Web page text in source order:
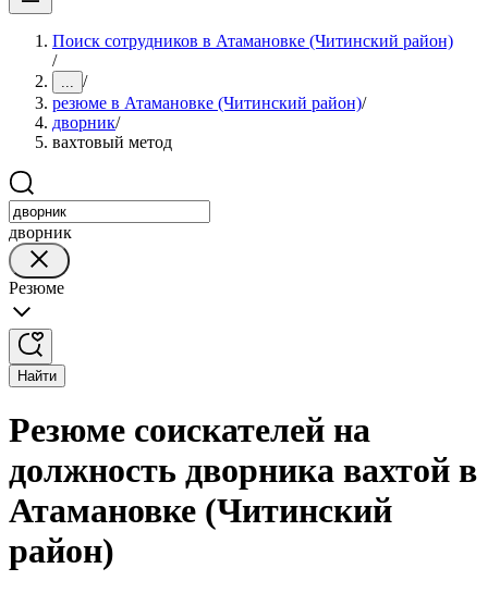
Поиск сотрудников в Атамановке (Читинский район)
/
... /
резюме в Атамановке (Читинский район)/
дворник/
вахтовый метод
дворник
Резюме
Найти
Резюме соискателей на
должность дворника вахтой в
Атамановке (Читинский
район)